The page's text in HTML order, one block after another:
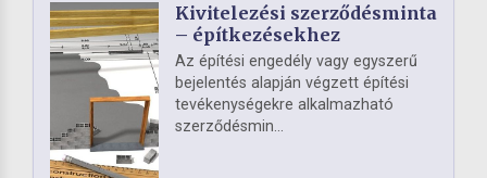
Kivitelezési szerződésminta
– építkezésekhez
Az építési engedély vagy egyszerű
bejelentés alapján végzett építési
tevékenységekre alkalmazható
szerződésmin...